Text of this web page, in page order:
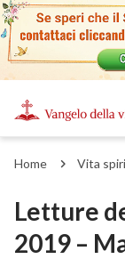
Home Vita
Letture
2019 –